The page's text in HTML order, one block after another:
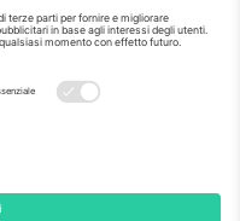
Per i dettagli controlla la
i termini.,